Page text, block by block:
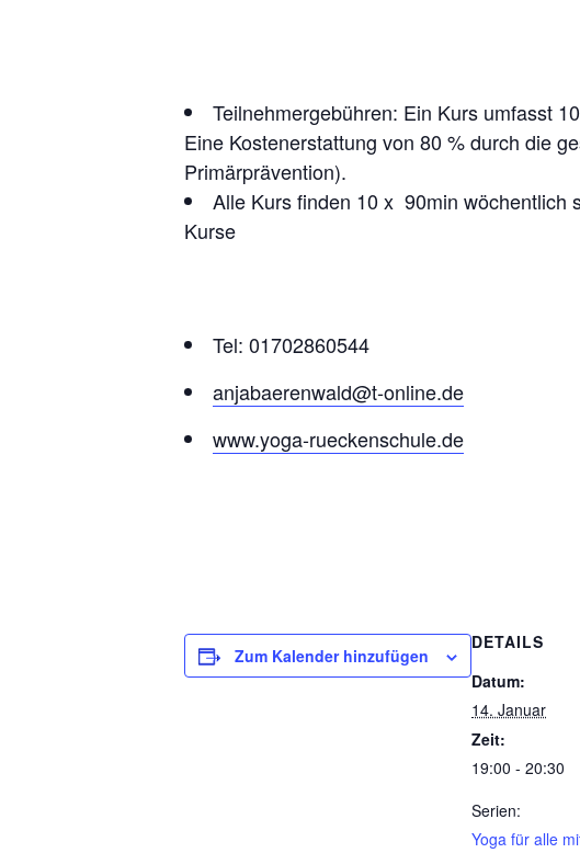
Teilnehmergebühren: Ein Kurs umfasst
Eine Kostenerstattung von 80 % durch die
Primärprävention).
Alle Kurs finden 10 x 90min wöchentlich
Kurse
Tel: 01702860544
anjabaerenwald@t-online.de
www.yoga-rueckenschule.de
Zum Kalender hinzufügen
DETAILS
Datum:
14. Januar
Zeit:
19:00 - 20:30
Serien:
Yoga für alle